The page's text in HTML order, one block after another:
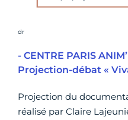
Crédit photo :
dr
- CENTRE PARIS
Projection-débat «
Projection du
réalisé par Claire